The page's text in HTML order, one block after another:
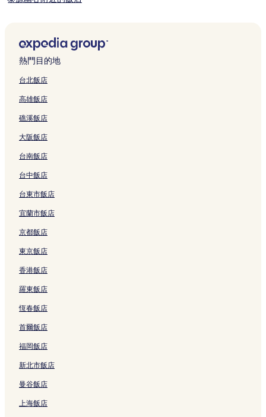
關山天后宮附近的飯店
台東市飯店
金城武樹附近的飯店
加拿瀑布附近的飯店
鹿野飯店
金樽觀景台附近的飯店
霧鹿溫泉附近的飯店
石雨傘附近的飯店
池上自然歷史博物館附近的飯店
延平飯店
大坡池附近的飯店
都蘭海灘附近的飯店
比西里岸附近的飯店
都蘭山附近的飯店
熱門目的地
台北飯店
高雄飯店
礁溪飯店
大阪飯店
台南飯店
台中飯店
台東市飯店
宜蘭市飯店
京都飯店
東京飯店
香港飯店
羅東飯店
恆春飯店
首爾飯店
福岡飯店
新北市飯店
曼谷飯店
上海飯店